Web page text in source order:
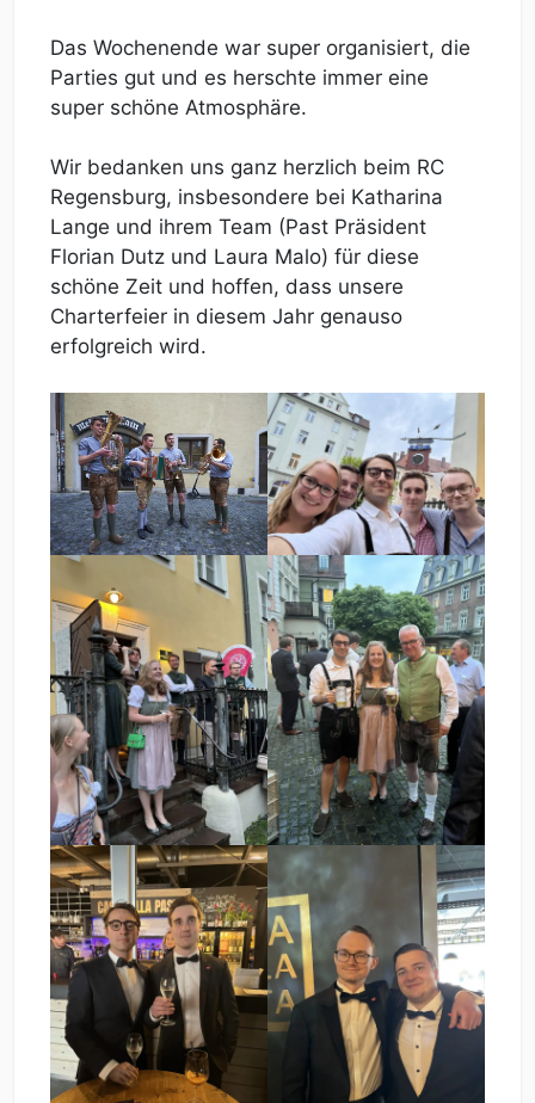
Das Wochenende war super organisiert, die
Parties gut und es herschte immer eine
super schöne Atmosphäre.
Wir bedanken uns ganz herzlich beim RC
Regensburg, insbesondere bei Katharina
Lange und ihrem Team (Past Präsident
Florian Dutz und Laura Malo) für diese
schöne Zeit und hoffen, dass unsere
Charterfeier in diesem Jahr genauso
erfolgreich wird.